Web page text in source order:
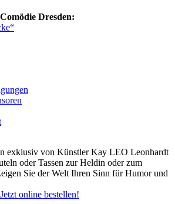
Dresden:
exklusiv von Künstler Kay LEO Leonhardt
oder Tassen zur Heldin oder zum
Sie der Welt Ihren Sinn für Humor und
Jetzt online bestellen!